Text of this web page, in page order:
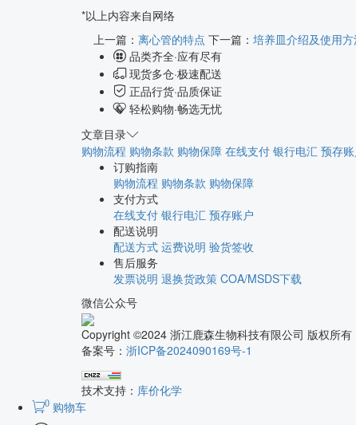
*以上内容来自网络
上一篇： 离心管的特点 下一篇： 培养皿介绍及使用
品类齐全·应有尽有
现货多仓·极速配送
正品行货·品质保证
轻松购物·畅选无忧
文章目录
购物流程 购物条款 购物保障 在线支付 银行电汇 预存
订购指南
购物流程 购物条款 购物保障
支付方式
在线支付 银行电汇 预存账户
配送说明
配送方式 运费说明 验货签收
售后服务
发票说明 退换货政策 COA/MSDS下载
微信公众号
Copyright ©2024 浙江鹿森生物科技有限公司 版权所有
备案号： 浙ICP备2024090169号-1
技术支持： 库价化学
0 购物车